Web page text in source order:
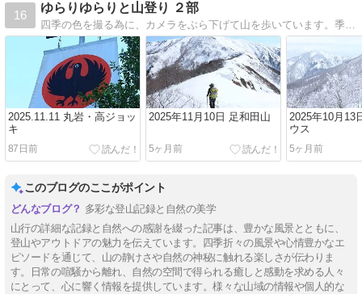
16
ゆらりゆらりと山登り ２部
四季の色を撮る為に、カメラをぶら下げて山を歩いています。季節の色が、たくさんの人に届きますように。
2025.11.11 丸岩・高ジョッ
キ
87日前
2025年11月10日 足和田山
5ヶ月前
2025年10月13
ウス
5ヶ月前
このブログのここがポイント
多彩な登山記録と自然の美学
山行の詳細な記録と自然への感謝を綴った記事は、豊かな風景とともに、
登山やアウトドアの魅力を伝えています。四季折々の風景や心情豊かなエ
ピソードを通じて、山の静けさや自然の神秘に触れる楽しさが伝わりま
す。日常の喧騒から離れ、自然の空間で得られる癒しと感動を求める人々
にとって、心に響く情報を提供しています。様々な山域の情報や個人的な